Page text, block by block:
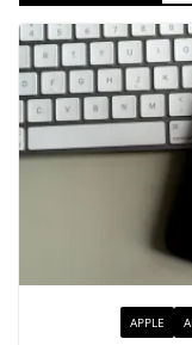
APPLE